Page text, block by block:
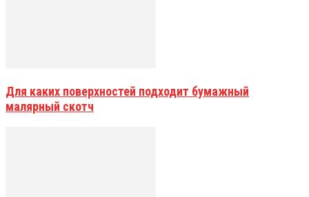
Для каких поверхностей подходит бумажный
малярный скотч